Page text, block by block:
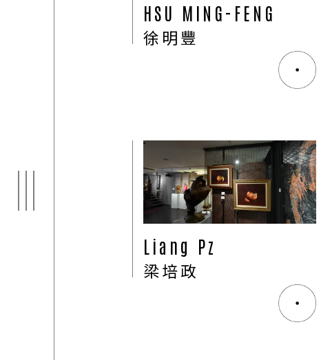
03 ARTISTS
HSU MING-FENG
徐明豐
Liang Pz
梁培政